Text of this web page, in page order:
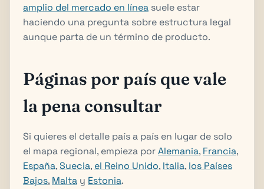
amplio del mercado en línea suele estar
haciendo una pregunta sobre estructura legal
aunque parta de un término de producto.
Páginas por país que vale
la pena consultar
Si quieres el detalle país a país en lugar de solo
el mapa regional, empieza porAlemania, Francia,
España,Suecia, el Reino Unido, Italia, los Países
Bajos, Malta y Estonia.